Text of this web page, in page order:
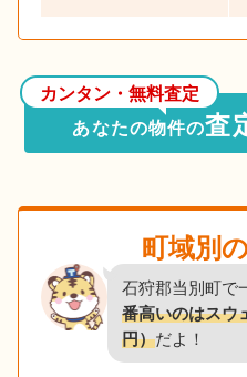
カンタン・無料査定
あなたの物件の査
町域別
石狩郡当別町で
番高いのはスウ
円）だよ！